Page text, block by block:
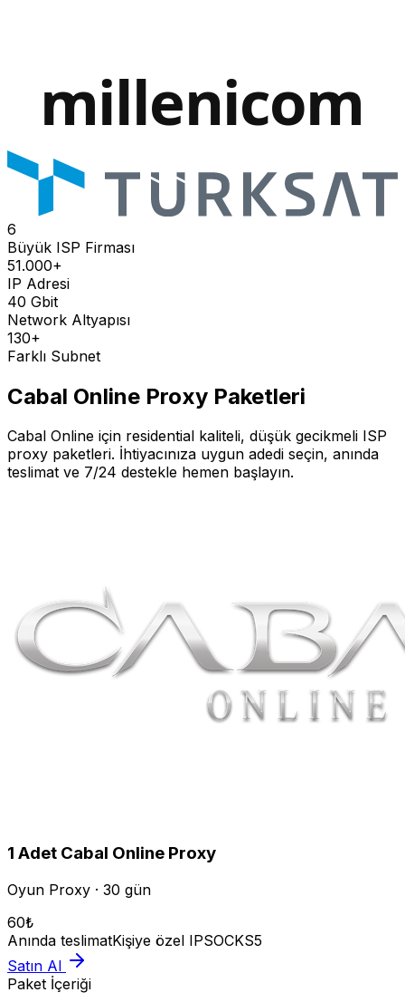
6
Büyük ISP Firması
51.000+
IP Adresi
40 Gbit
Network Altyapısı
130+
Farklı Subnet
Cabal Online Proxy Paketleri
Cabal Online için residential kaliteli, düşük gecikmeli ISP
proxy paketleri. İhtiyacınıza uygun adedi seçin, anında
teslimat ve 7/24 destekle hemen başlayın.
1 Adet Cabal Online Proxy
Oyun Proxy · 30 gün
60₺
Anında teslimatKişiye özel IPSOCKS5
Satın Al
Paket İçeriği